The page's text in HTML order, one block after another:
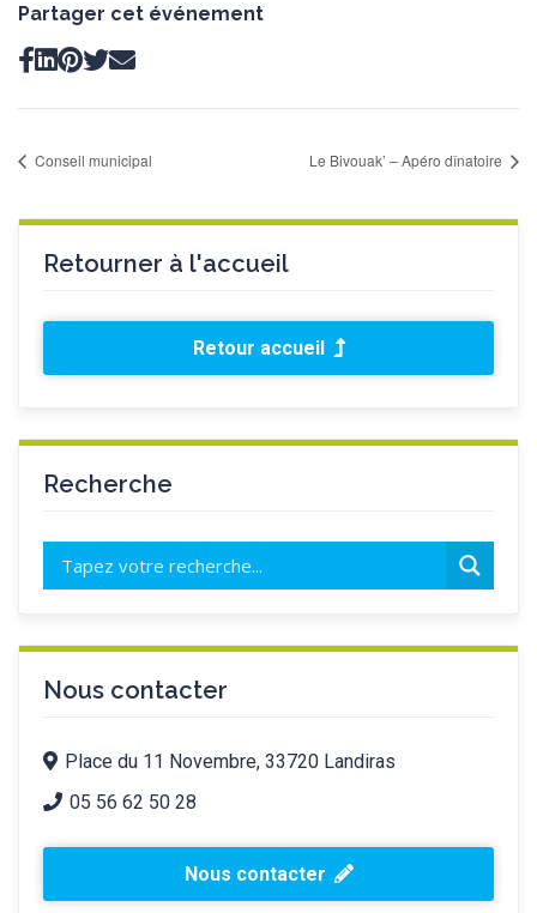
Partager cet événement
Conseil municipal Le Bivouak’ – Apéro dînatoire
Retourner à l'accueil
Retour accueil
Recherche
Nous contacter
Place du 11 Novembre, 33720 Landiras
05 56 62 50 28
Nous contacter